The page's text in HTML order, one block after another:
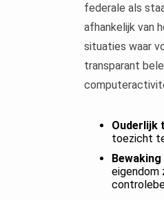
federale als
afhankelijk van
situaties waar
transparant
Ouderlijk
toezicht
eigendom